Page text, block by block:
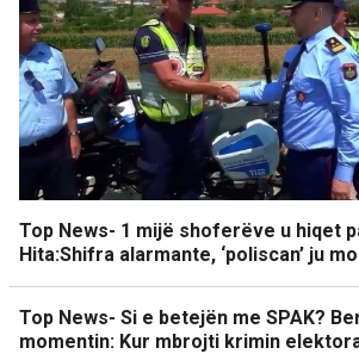
Top News- 1 mijë shoferëve u hiqet
Hita:Shifra alarmante, ‘poliscan’ ju
Top News- Si e betejën me SPAK?
momentin: Kur mbrojti krimin